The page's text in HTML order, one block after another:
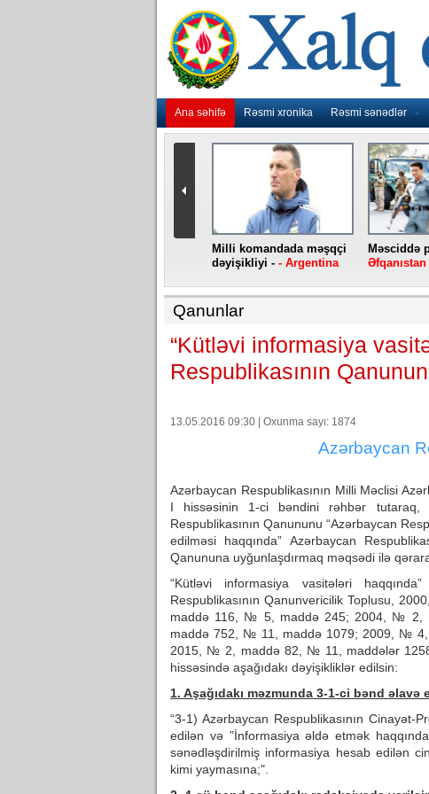
Ana səhifə Rəsmi xronika Rəsmi sənədlər
Milli komandada məşqçi
dəyişikliyi - - Argentina
Məsciddə
Əfqanıstan
Qanunlar
“Kütləvi informasiya
Respublikasının
13.05.2016 09:30 | Oxunma sayı: 1874
Azərbaycan
Azərbaycan Respublikasının Milli Məclisi
I hissəsinin 1-ci bəndini rəhbər tutaraq,
Respublikasının Qanununu “Azərbaycan
edilməsi haqqında” Azərbaycan
Qanununa uyğunlaşdırmaq məqsədi ilə
“Kütləvi informasiya vasitələri
Respublikasının Qanunvericilik Toplusu,
maddə 116, № 5, maddə 245; 2004, № 2,
maddə 752, № 11, maddə 1079; 2009, №
2015, № 2, maddə 82, № 11, maddələr
hissəsində aşağıdakı dəyişikliklər edilsin:
1. Aşağıdakı məzmunda 3-1-ci bənd əlavə
“3-1) Azərbaycan Respublikasının
edilən və ”İnformasiya əldə etmək
sənədləşdirilmiş informasiya hesab edilən
kimi yaymasına;".